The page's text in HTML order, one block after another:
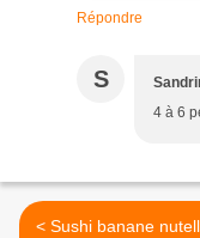
Répondre
S
4 à 6
< Sushi banane nutella noix